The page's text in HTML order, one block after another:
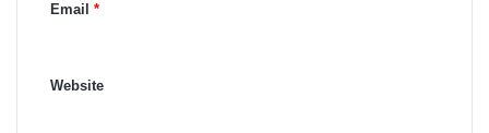
Email *
Website